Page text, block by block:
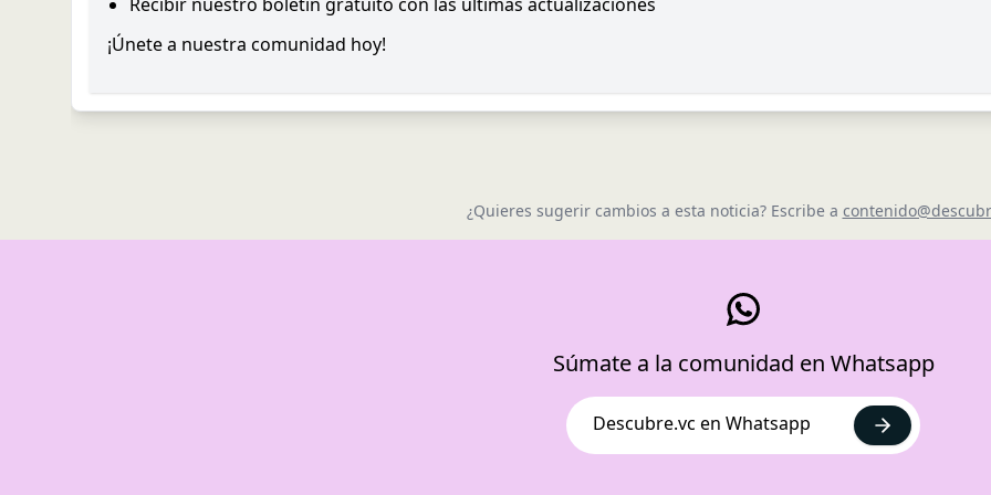
¡Únete a nuestra comunidad hoy!
¿Quieres sugerir cambios a esta noticia? Escribe a
Súmate a la comunidad en Whatsapp
Descubre.vc en Whatsapp